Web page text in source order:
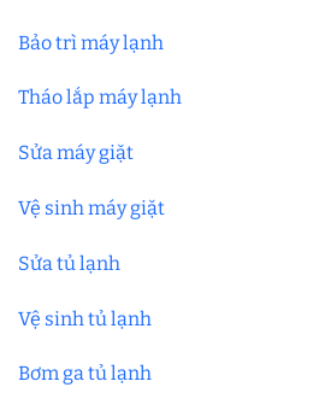
Bảo trì máy lạnh
Tháo lắp máy lạnh
Sửa máy giặt
Vệ sinh máy giặt
Sửa tủ lạnh
Vệ sinh tủ lạnh
Bơm ga tủ lạnh